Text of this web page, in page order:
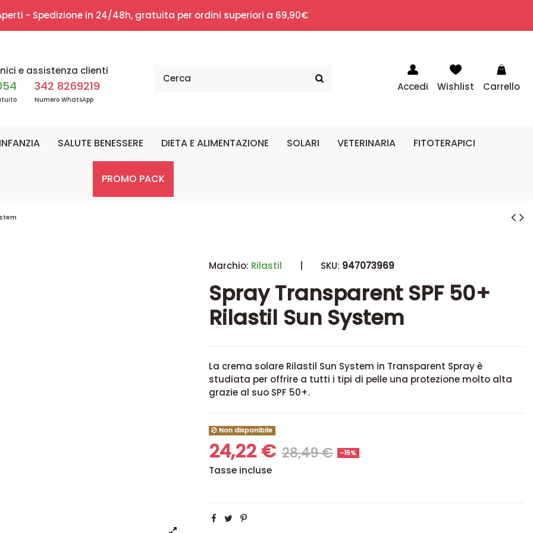
- Spedizione in 24/48h, gratuita per ordini superiori a 69,90€
e assistenza clienti
342 8269219
Numero WhatsApp
Accedi Wishlist Carrello
SALUTE BENESSERE DIETA E ALIMENTAZIONE SOLARI VETERINARIA FITOTERAPICI
PROMO PACK
Marchio: Rilastil | SKU: 947073969
Spray Transparent SPF 50+
Rilastil Sun System
La crema solare Rilastil Sun System in Transparent Spray è
studiata per offrire a tutti i tipi di pelle una protezione molto alta
grazie al suo SPF 50+.
Non disponibile
24,22 € 28,49 € -15%
Tasse incluse